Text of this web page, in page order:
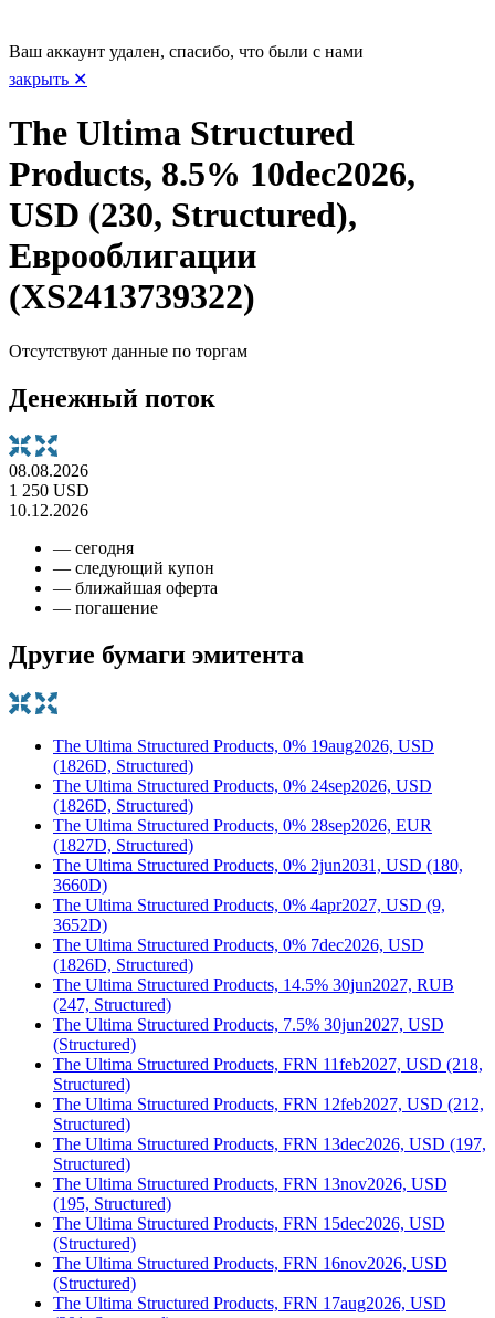
Ваш аккаунт удален, спасибо, что были с нами
закрыть ✕
The Ultima Structured
Products, 8.5% 10dec2026,
USD (230, Structured),
Еврооблигации
(XS2413739322)
Отсутствуют данные по торгам
Денежный поток
08.08.2026
1 250 USD
10.12.2026
— сегодня
— следующий купон
— ближайшая оферта
— погашение
Другие бумаги эмитента
The Ultima Structured Products, 0% 19aug2026, USD
(1826D, Structured)
The Ultima Structured Products, 0% 24sep2026, USD
(1826D, Structured)
The Ultima Structured Products, 0% 28sep2026, EUR
(1827D, Structured)
The Ultima Structured Products, 0% 2jun2031, USD (180,
3660D)
The Ultima Structured Products, 0% 4apr2027, USD (9,
3652D)
The Ultima Structured Products, 0% 7dec2026, USD
(1826D, Structured)
The Ultima Structured Products, 14.5% 30jun2027, RUB
(247, Structured)
The Ultima Structured Products, 7.5% 30jun2027, USD
(Structured)
The Ultima Structured Products, FRN 11feb2027, USD (218,
Structured)
The Ultima Structured Products, FRN 12feb2027, USD (212,
Structured)
The Ultima Structured Products, FRN 13dec2026, USD (197,
Structured)
The Ultima Structured Products, FRN 13nov2026, USD
(195, Structured)
The Ultima Structured Products, FRN 15dec2026, USD
(Structured)
The Ultima Structured Products, FRN 16nov2026, USD
(Structured)
The Ultima Structured Products, FRN 17aug2026, USD